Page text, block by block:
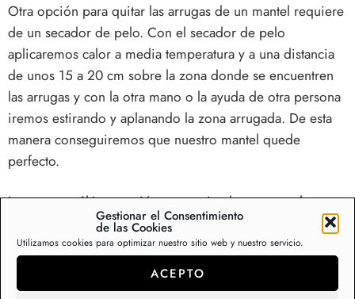
Gestionar el Consentimiento
de las Cookies
Utilizamos cookies para optimizar nuestro sitio web y nuestro servicio.
ACEPTO
Otra opción para quitar las arrugas de un mantel requiere
de un secador de pelo. Con el secador de pelo
aplicaremos calor a media temperatura y a una distancia
de unos 15 a 20 cm sobre la zona donde se encuentren
las arrugas y con la otra mano o la ayuda de otra persona
iremos estirando y aplanando la zona arrugada. De esta
manera conseguiremos que nuestro mantel quede
perfecto.
La tercera y última opción para quitar las arrugas de un
mantel solo requiere del sol. Si dejamos nuestro mantel al
sol durante 1 o 2 días en una mesa al exterior, el material
se irá adaptando a la mesa y poco a poco las arrugas irán
desapareciendo.